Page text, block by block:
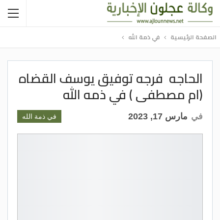
الصفحة الرئيسية في ذمة الله
الحاجه فرجه توفيق يوسف القضاه
(ام مصطفى ) في ذمه الله
في ذمة الله في مارس 17, 2023